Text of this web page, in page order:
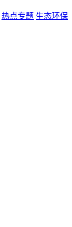
热点专题 生态环保